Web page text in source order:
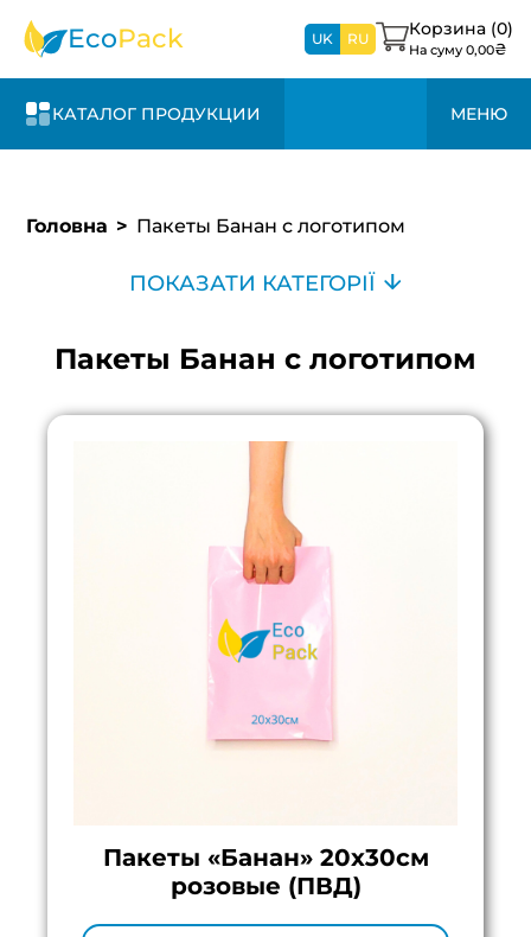
EcoPack UK RU Корзина (0)
На суму 0,00₴
КАТАЛОГ ПРОДУКЦИИ МЕНЮ
Головна Пакеты Банан с логотипом
ПОКАЗАТИ КАТЕГОРІЇ
Пакеты Банан с логотипом
Пакеты «Банан» 20х30см
розовые (ПВД)